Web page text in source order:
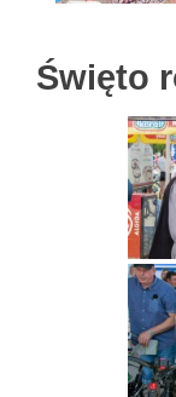
Święto